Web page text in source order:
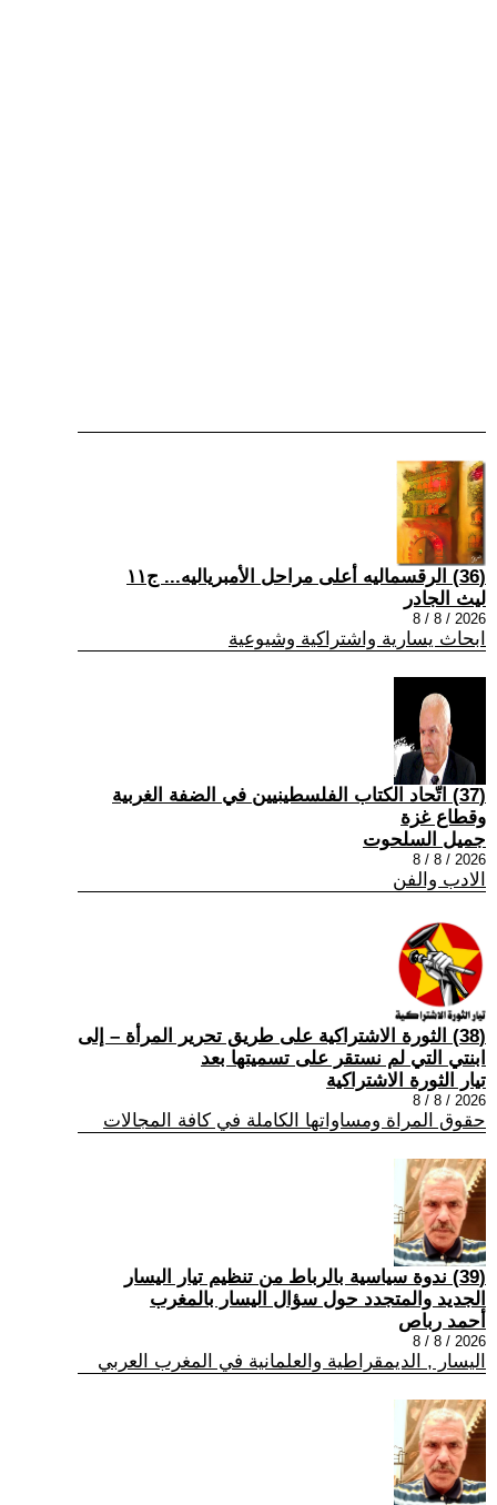
(36) الرقسماليه أعلى مراحل الأمبرياليه... ج١١
ليث الجادر
2026 / 8 / 8
ابحاث يسارية واشتراكية وشيوعية
(37) اتّحاد الكتاب الفلسطينيين في الضفة الغربية
وقطاع غزة
جميل السلحوت
2026 / 8 / 8
الادب والفن
(38) الثورة الاشتراكية على طريق تحرير المرأة – إلى
ابنتي التي لم نستقر على تسميتها بعد
تيار الثورة الاشتراكية
2026 / 8 / 8
حقوق المراة ومساواتها الكاملة في كافة المجالات
(39) ندوة سياسية بالرباط من تنظيم تيار اليسار
الجديد والمتجدد حول سؤال اليسار بالمغرب
أحمد رباص
2026 / 8 / 8
اليسار , الديمقراطية والعلمانية في المغرب العربي